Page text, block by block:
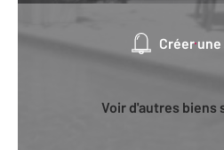
Créer
Voir d'autres biens